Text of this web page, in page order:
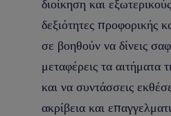
διοίκηση και
δεξιότητες προφορικής
σε βοηθούν να δίνεις
μεταφέρεις τα αιτήματα
και να συντάσσεις
ακρίβεια και